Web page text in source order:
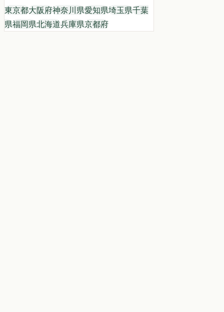
東京都大阪府神奈川県愛知県埼玉県千葉
県福岡県北海道兵庫県京都府